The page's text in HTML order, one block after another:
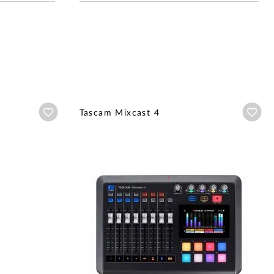
Añadir a wishlist
Tascam Mixcast 4